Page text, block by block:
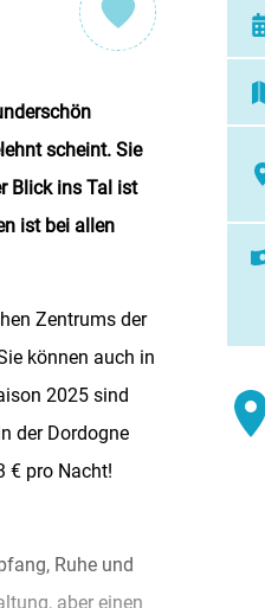
scheint. Sie
Blick ins Tal ist
ist bei allen
Zentrums der
können auch in
2025 sind
der Dordogne
€ pro Nacht!
Ruhe und
aber einen